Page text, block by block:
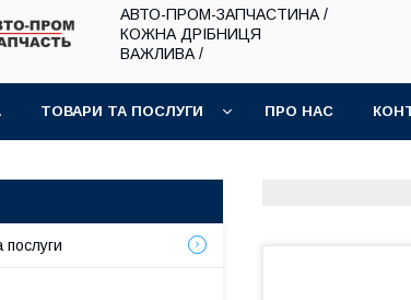
АВТО-ПРОМ-ЗАПЧАСТИНА /
КОЖНА ДРІБНИЦЯ
ВАЖЛИВА /
ТОВАРИ ТА ПОСЛУГИ ПРО НАС
послуги